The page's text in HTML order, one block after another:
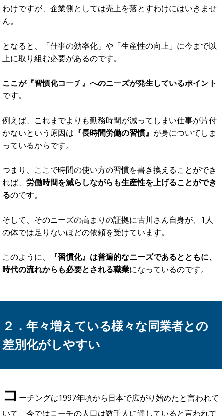
をあげて『働き方改革』を推し進めています。
間を減らす、労働時間を減らすということです。
わけですが、企業側としては売上を落とすわけにはいきませ
ん。
となると、「仕事の効率化」や「生産性の向上」に今まで以
上に取り組む必要があるのです。
です。
例えば、これまでよりも勤務時間が減ってしまい仕事が片付
っているからです。
れば、 労働時間を減らしながらも生産性を上げることができ
るのです。
このように、 『習慣化』は普遍的なニーズであるとともに、
時代の流れからも必要とされる職業
２．年々増えている様々な同業者との